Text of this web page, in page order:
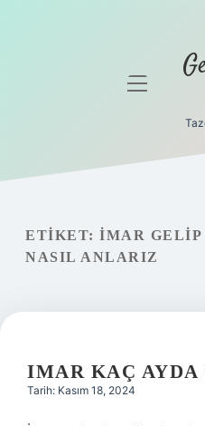
Gizlilik
Yasal Uyarı
menüyü
ETIKET: İMAR
NASIL ANLARIZ
IMAR KAÇ AYDA
Tarih: Kasım 18, 2024